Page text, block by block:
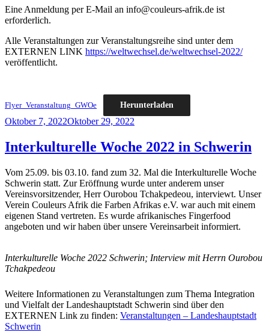
Eine Anmeldung per E-Mail an info@couleurs-afrik.de ist
erforderlich.
Alle Veranstaltungen zur Veranstaltungsreihe sind unter dem
EXTERNEN LINK https://weltwechsel.de/weltwechsel-2022/
veröffentlicht.
Flyer_Veranstaltung_GWOe Herunterladen
Veröffentlicht
Oktober 7, 2022Oktober 29, 2022
Interkulturelle Woche 2022 in Schwerin
Vom 25.09. bis 03.10. fand zum 32. Mal die Interkulturelle Woche
Schwerin statt. Zur Eröffnung wurde unter anderem unser
Vereinsvorsitzender, Herr Ourobou Tchakpedeou, interviewt. Unser
Verein Couleurs Afrik die Farben Afrikas e.V. war auch mit einem
eigenen Stand vertreten. Es wurde afrikanisches Fingerfood
angeboten und wir haben über unsere Vereinsarbeit informiert.
Interkulturelle Woche 2022 Schwerin; Interview mit Herrn Ourobou
Tchakpedeou
Weitere Informationen zu Veranstaltungen zum Thema Integration
und Vielfalt der Landeshauptstadt Schwerin sind über den
EXTERNEN Link zu finden: Veranstaltungen – Landeshauptstadt
Schwerin